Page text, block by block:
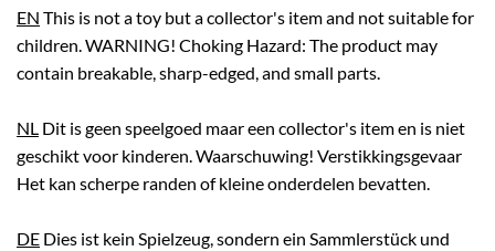
EN This is not a toy but a collector's item and not suitable for
children. WARNING! Choking Hazard: The product may
contain breakable, sharp-edged, and small parts.
NL Dit is geen speelgoed maar een collector's item en is niet
geschikt voor kinderen. Waarschuwing! Verstikkingsgevaar
Het kan scherpe randen of kleine onderdelen bevatten.
DE Dies ist kein Spielzeug, sondern ein Sammlerstück und